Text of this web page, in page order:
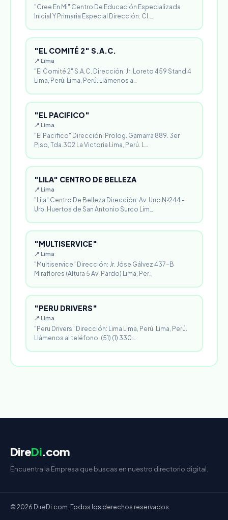
"Cree En Mi" Centro De Educación Especializada
Inicial Y Primaria Especial Dirección: Cl.…
"EL COMITÉ 2" S.A.C.
📍 Lima
"El Comité 2" S.A.C. Dirección: Jr. Loreto 459 Stand 4
Lima, Perú. Lima, Perú. Llámenos a…
"EL PACIFICO"
📍 Lima
"El Pacifico" Dirección: Prolog. Gamarra 889. 3er
Piso, Tda.302 La Victoria Lima, Perú. L…
"LILA" CENTRO DE BELLEZA
📍 Lima
"Lila" Centro De Belleza Dirección: Av. Uno N³244 -
Urb. Huertos de San Antonio Surco Lim…
"MULTISERVICE"
📍 Lima
"Multiservice" Dirección: Jr. Jóse Gálvez 437-B
Miraflores (Altura 5 Av. Pardo) Lima, Per…
"PERU DRIVERS"
📍 Lima
"Peru Drivers" Dirección: Lima Lima, Perú. Lima, Perú.
Llámenos al teléfono: (51) (1) 330…
DireDi.com
Encuentra la Empresa que buscas en nuestro directorio digital.
© 2026 DireDi.com. Todos los derechos reservados.